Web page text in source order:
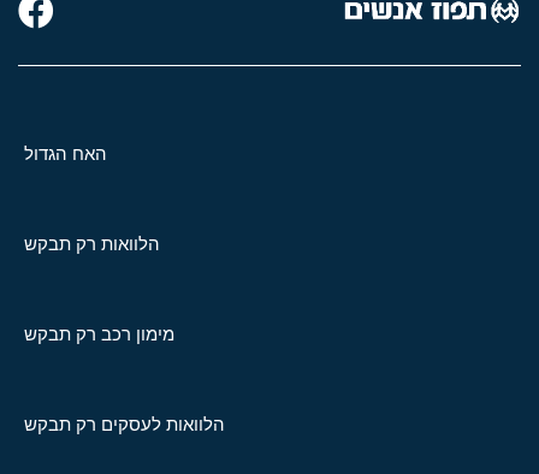
האח הגדול
הלוואות רק תבקש
מימון רכב רק תבקש
הלוואות לעסקים רק תבקש